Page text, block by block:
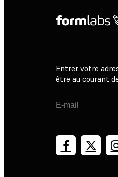
Entrer votre
être au courant